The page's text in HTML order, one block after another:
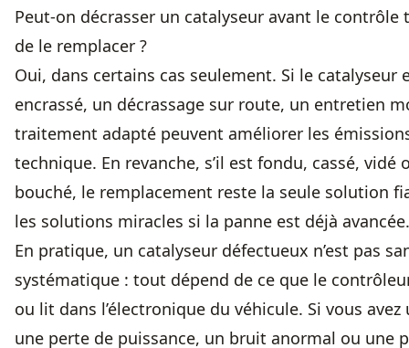
Peut-on décrasser un catalyseur avant le contrôle
de le remplacer ?
Oui, dans certains cas seulement. Si le catalyseur
encrassé, un décrassage sur route, un entretien
traitement adapté peuvent améliorer les
technique. En revanche, s’il est fondu, cassé, vidé
bouché, le remplacement reste la seule solution
les solutions miracles si la panne est déjà avancée.
En pratique, un catalyseur défectueux n’est pas
systématique : tout dépend de ce que le
ou lit dans l’électronique du véhicule. Si vous
une perte de puissance, un bruit anormal ou une